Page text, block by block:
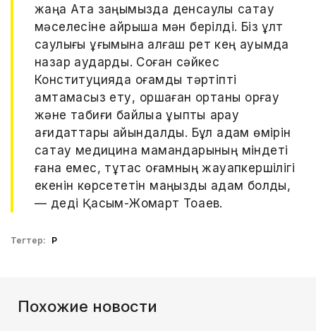
жаңа Ата заңымызда денсаулық сақтау
мәселесіне айрықша мән берілді. Біз ұлт
саулығы ұғымына алғаш рет кең ауқымда
назар аудардық. Соған сәйкес
Конституцияда қоғамдық тәртіпті
қамтамасыз ету, қоршаған ортаны қорғау
және табиғи байлыққа ұқыпты қарау
қағидаттары айқындалды. Бұл адам өмірін
сақтау медицина мамандарының міндеті
ғана емес, тұтас қоғамның жауапкершілігі
екенін көрсететін маңызды қадам болды,
— деді Қасым-Жомарт Тоқаев.
Тегтер: ҚР
Похожие новости